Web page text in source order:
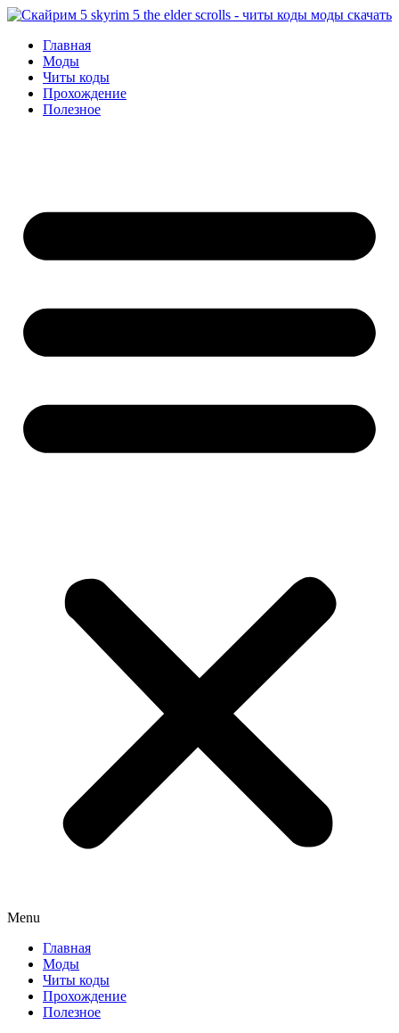
Перейти
содержимому
Главная
Моды
Читы коды
Прохождение
Полезное
Menu
Главная
Моды
Читы коды
Прохождение
Полезное